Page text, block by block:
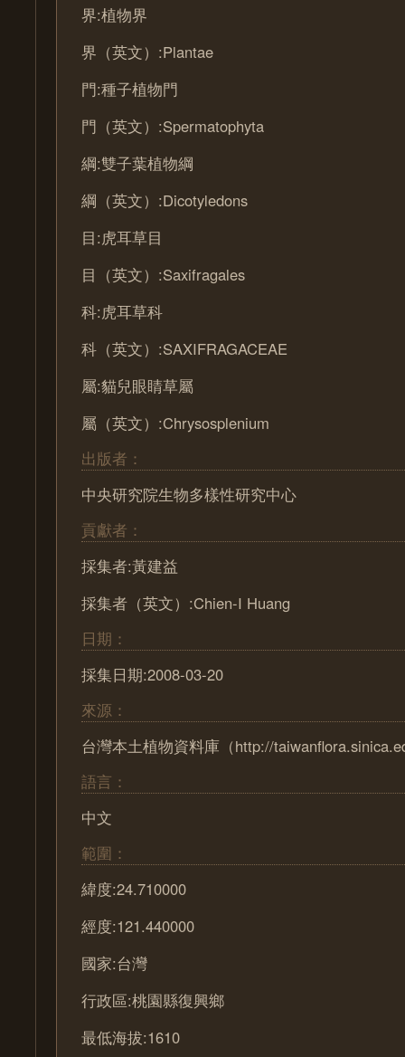
界:植物界
界（英文）:Plantae
門:種子植物門
門（英文）:Spermatophyta
綱:雙子葉植物綱
綱（英文）:Dicotyledons
目:虎耳草目
目（英文）:Saxifragales
科:虎耳草科
科（英文）:SAXIFRAGACEAE
屬:貓兒眼睛草屬
屬（英文）:Chrysosplenium
出版者：
中央研究院生物多樣性研究中心
貢獻者：
採集者:黃建益
採集者（英文）:Chien-I Huang
日期：
採集日期:2008-03-20
來源：
台灣本土植物資料庫（http://
語言：
中文
範圍：
緯度:24.710000
經度:121.440000
國家:台灣
行政區:桃園縣復興鄉
最低海拔:1610